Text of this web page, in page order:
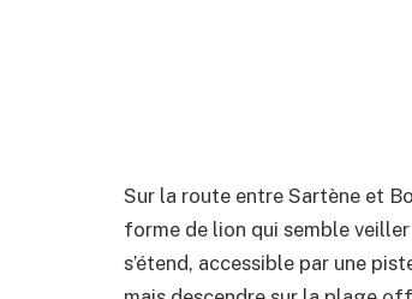
Sur la route entre Sartène et
forme de lion qui semble
s’étend, accessible par une